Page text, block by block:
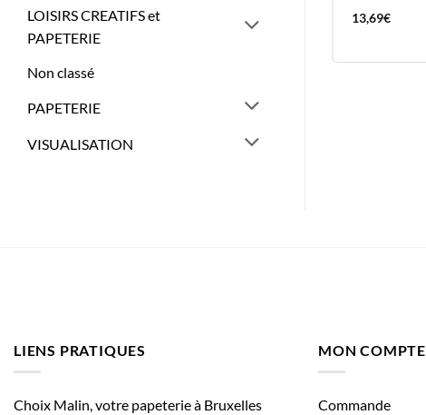
LOISIRS CREATIFS et
PAPETERIE
Non classé
PAPETERIE
VISUALISATION
13,69€
769,22€
LIENS PRATIQUES
Choix Malin, votre papeterie à Bruxelles
MON COMPTE
Commande